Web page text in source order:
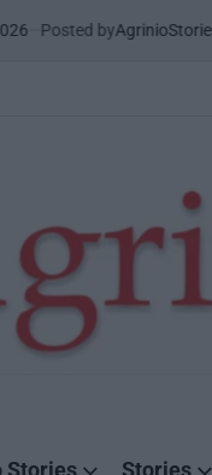
byAgrinioStoriesPOSTED
Stories Stories